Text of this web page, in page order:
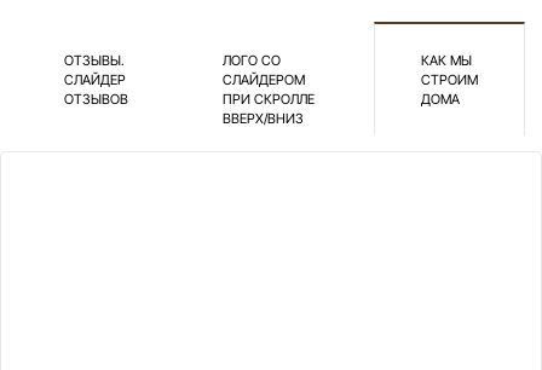
ОТЗЫВЫ.
СЛАЙДЕР
ОТЗЫВОВ
ЛОГО СО
СЛАЙДЕРОМ
ПРИ СКРОЛЛЕ
ВВЕРХ/ВНИЗ
КАК МЫ
СТРОИМ
ДОМА